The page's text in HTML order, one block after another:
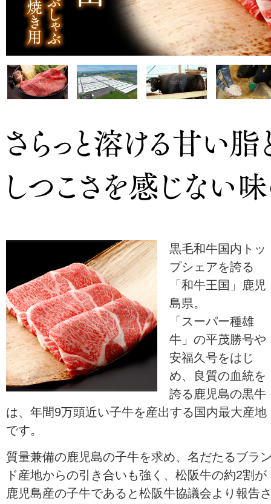
黒毛和牛国内トッ
プシェアを誇る
「和牛王国」鹿児
島県。
「スーパー種雄
牛」の平茂勝号や
安福久号をはじ
め、良質の血統を
誇る鹿児島の黒牛
は、年間9万頭近い子牛を産出する国内最大産地
です。
質量兼備の鹿児島の子牛を求め、名だたるブラ
ド産地からの引き合いも強く、松阪牛の約2割が
鹿児島産の子牛であると松阪牛協議会より報告